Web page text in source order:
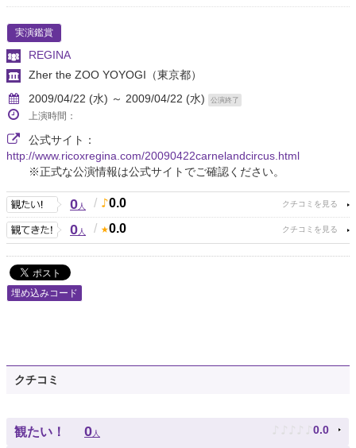
実演鑑賞
REGINA
Zher the ZOO YOYOGI （東京都）
2009/04/22 (水) ～ 2009/04/22 (水)
公演終了
上演時間：
公式サイト：
http://www.ricoxregina.com/20090422carnelandcircus.html
※正式な公演情報は公式サイトでご確認ください。
0人 / 0.0
0人 / 0.0
埋め込みコード
クチコミ
観たい！ 0人 ♪ ♪ ♪ ♪ ♪ 0.0